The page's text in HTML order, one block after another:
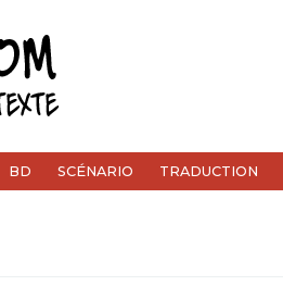
BD SCÉNARIO TRADUCTION